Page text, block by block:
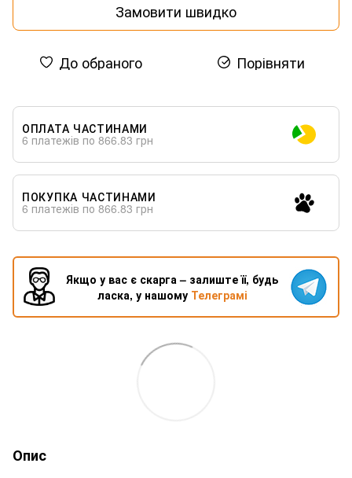
Замовити швидко
До обраного Порівняти
ОПЛАТА ЧАСТИНАМИ
6 платежів по 866.83 грн
ПОКУПКА ЧАСТИНАМИ
6 платежів по 866.83 грн
Якщо у вас є скарга – залиште її, будь
ласка, у нашому Телеграмі
Опис